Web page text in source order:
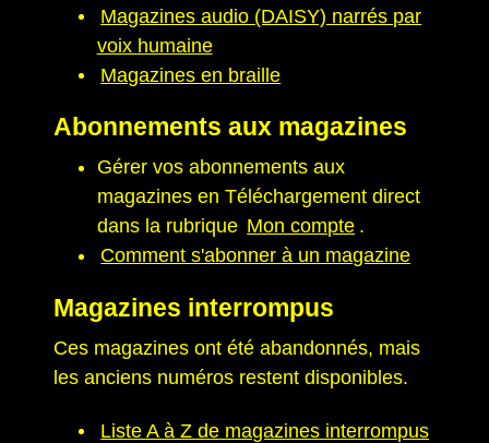
Magazines audio (DAISY) narrés par
voix humaine
Magazines en braille
Abonnements aux magazines
Gérer vos abonnements aux
magazines en Téléchargement direct
dans la rubrique Mon compte .
Comment s'abonner à un magazine
Magazines interrompus
Ces magazines ont été abandonnés, mais
les anciens numéros restent disponibles.
Liste A à Z de magazines interrompus